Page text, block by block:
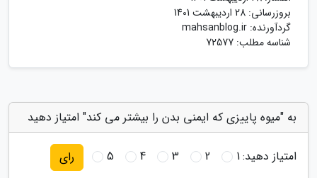
بروزرسانی: 28 اردیبهشت 1401
گردآورنده: mahsanblog.ir
شناسه مطلب: 72577
به "میوه پاییزی که ایمنی بدن را بیشتر می کند" امتیاز دهید
امتیاز دهید:1
2
3
4
5 رای